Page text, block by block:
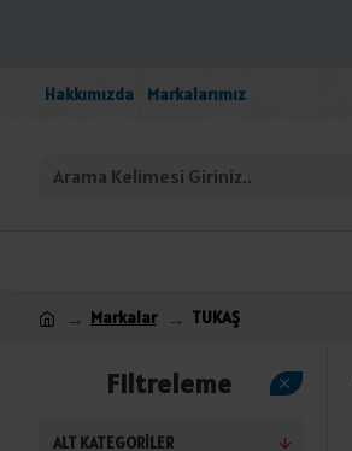
Hakkımızda Markalarımız
Markalar TUKAŞ
Filtreleme
ALT KATEGORILER